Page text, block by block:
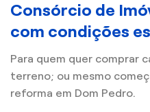
Consórcio de
com condições
Para quem quer comprar
terreno; ou mesmo
reforma em Dom Pedro.